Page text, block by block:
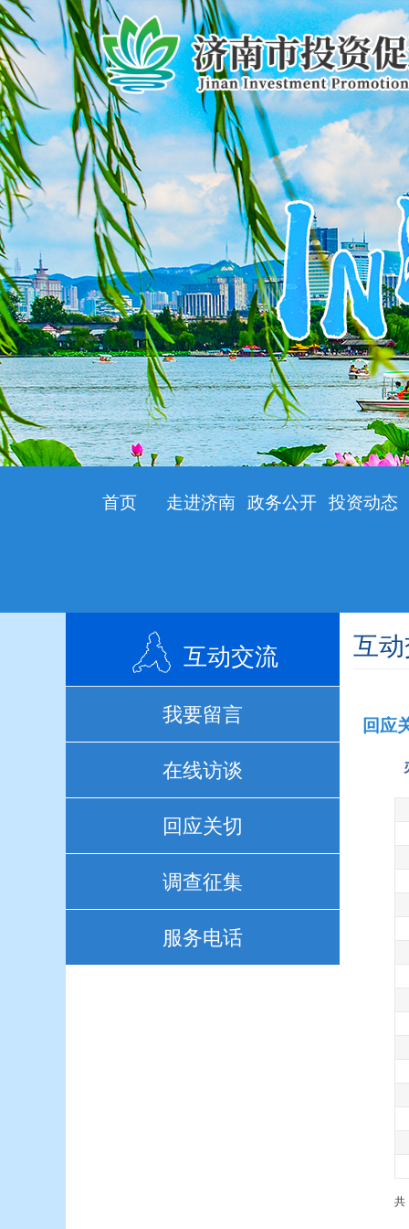
首页 走进济南 政务公开 投资动态
互动交流
我要留言
在线访谈
回应关切
调查征集
服务电话
互
回应